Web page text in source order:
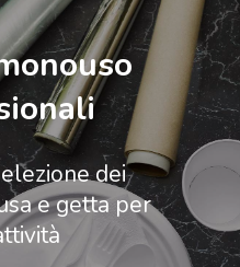
to close
dei
e getta per